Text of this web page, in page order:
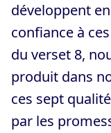
développent
confiance à
du verset 8,
produit dans
ces sept
par les